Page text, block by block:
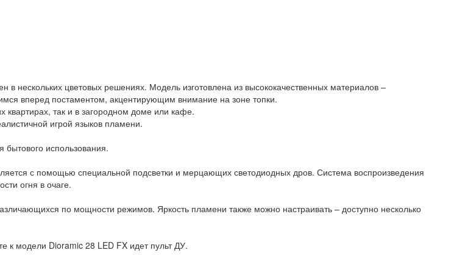
в нескольких цветовых решениях. Модель изготовлена из высококачественных материалов –
вперед постаментом, акцентирующим внимание на зоне топки.
квартирах, так и в загородном доме или кафе.
игрой языков пламени.
использования.
с помощью специальной подсветки и мерцающих светодиодных дров. Система воспроизведения
огня в очаге.
по мощности режимов. Яркость пламени также можно настраивать – доступно несколько
к модели Dioramic 28 LED FX идет пульт ДУ.